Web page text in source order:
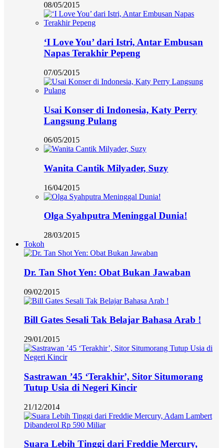
08/05/2015
‘I Love You’ dari Istri, Antar Embusan
Napas Terakhir Pepeng
07/05/2015
Usai Konser di Indonesia, Katy Perry
Langsung Pulang
06/05/2015
Wanita Cantik Milyader, Suzy
16/04/2015
Olga Syahputra Meninggal Dunia!
28/03/2015
Tokoh
Dr. Tan Shot Yen: Obat Bukan Jawaban
09/02/2015
Bill Gates Sesali Tak Belajar Bahasa Arab !
29/01/2015
Sastrawan ’45 ‘Terakhir’, Sitor Situmorang
Tutup Usia di Negeri Kincir
21/12/2014
Suara Lebih Tinggi dari Freddie Mercury,